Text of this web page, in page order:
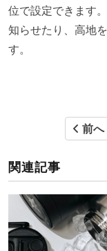
位で設定できます
知らせたり、高地
す。
前へ
関連記事